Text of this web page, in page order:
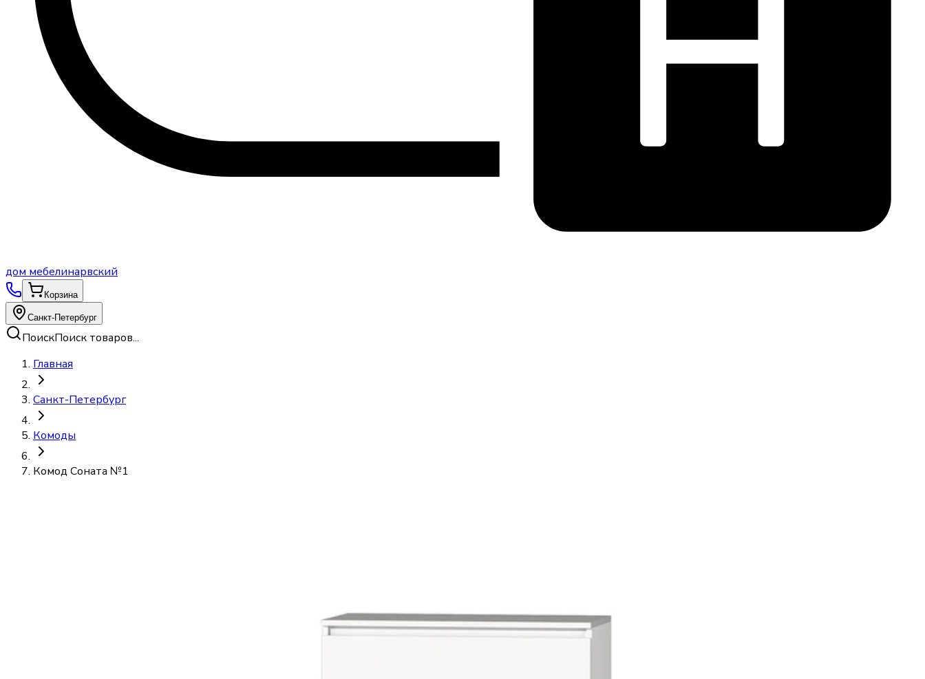
доммебелинарвский
Корзина
Санкт-Петербург
ПоискПоиск товаров...
Главная
Санкт-Петербург
Комоды
Комод Соната №1